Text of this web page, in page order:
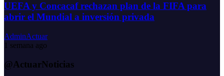
UEFA y Concacaf rechazan plan de la FIFA para
abrir el Mundial a inversión privada
AdminActuar
1 semana ago
@ActuarNoticias